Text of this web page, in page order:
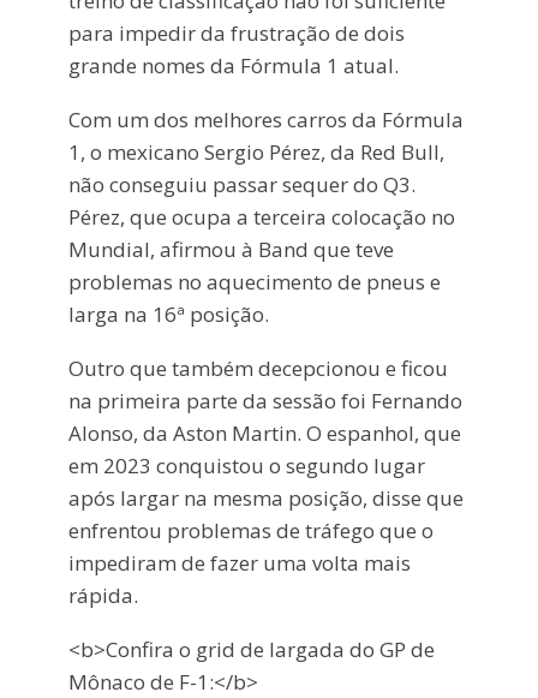
para impedir da frustração de dois
grande nomes da Fórmula 1 atual.
Com um dos melhores carros da Fórmula
1, o mexicano Sergio Pérez, da Red Bull,
não conseguiu passar sequer do Q3.
Pérez, que ocupa a terceira colocação no
Mundial, afirmou à Band que teve
problemas no aquecimento de pneus e
larga na 16ª posição.
Outro que também decepcionou e ficou
na primeira parte da sessão foi Fernando
Alonso, da Aston Martin. O espanhol, que
em 2023 conquistou o segundo lugar
após largar na mesma posição, disse que
enfrentou problemas de tráfego que o
impediram de fazer uma volta mais
rápida.
<b>Confira o grid de largada do GP de
Mônaco de F-1:</b>